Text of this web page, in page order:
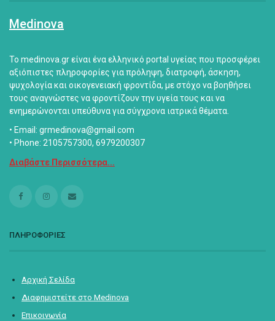
Medinova
Το medinova.gr είναι ένα ελληνικό portal υγείας που προσφέρει
αξιόπιστες πληροφορίες για πρόληψη, διατροφή, άσκηση,
ψυχολογία και οικογενειακή φροντίδα, με στόχο να βοηθήσει
τους αναγνώστες να φροντίζουν την υγεία τους και να
ενημερώνονται υπεύθυνα για σύγχρονα ιατρικά θέματα.
• Email: grmedinova@gmail.com
• Phone: 2105757300, 6979200307
Διαβάστε Περισσότερα...
ΠΛΗΡΟΦΟΡΙΕΣ
Αρχική Σελίδα
Διαφημιστείτε στο Medinova
Επικοινωνία